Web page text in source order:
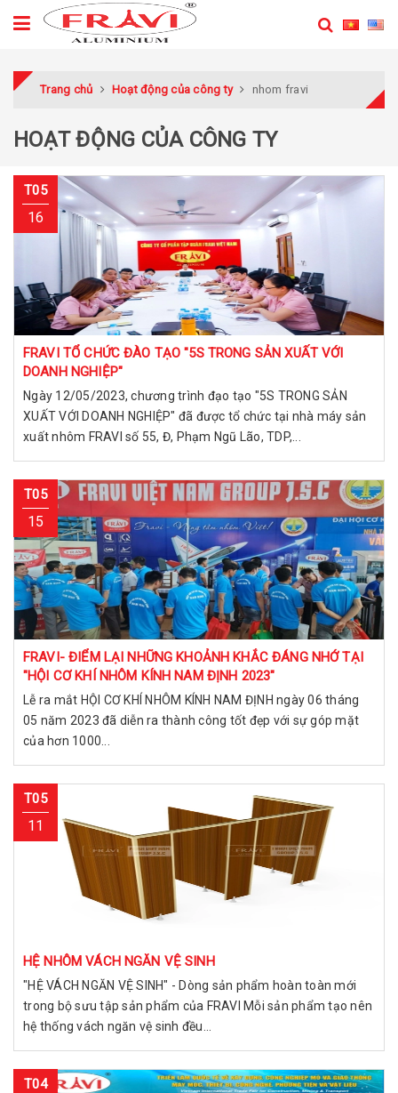
Trang chủ Hoạt động của công ty nhom fravi
HOẠT ĐỘNG CỦA CÔNG TY
T05
16
FRAVI TỔ CHỨC ĐÀO TẠO "5S TRONG SẢN XUẤT VỚI
DOANH NGHIỆP"
Ngày 12/05/2023, chương trình đạo tạo "5S TRONG SẢN
XUẤT VỚI DOANH NGHIỆP" đã được tổ chức tại nhà máy sản
xuất nhôm FRAVI số 55, Đ, Phạm Ngũ Lão, TDP,...
T05
15
FRAVI- ĐIỂM LẠI NHỮNG KHOẢNH KHẮC ĐÁNG NHỚ TẠI
"HỘI CƠ KHÍ NHÔM KÍNH NAM ĐỊNH 2023"
Lễ ra mắt HỘI CƠ KHÍ NHÔM KÍNH NAM ĐỊNH ngày 06 tháng
05 năm 2023 đã diễn ra thành công tốt đẹp với sự góp mặt
của hơn 1000...
T05
11
HỆ NHÔM VÁCH NGĂN VỆ SINH
"HỆ VÁCH NGĂN VỆ SINH" - Dòng sản phẩm hoàn toàn mới
trong bộ sưu tập sản phẩm của FRAVI Mỗi sản phẩm tạo nên
hệ thống vách ngăn vệ sinh đều...
T04